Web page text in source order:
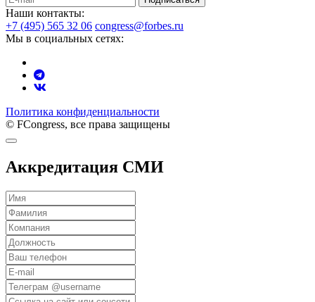
Наши контакты:
+7 (495) 565 32 06 congress@forbes.ru
Мы в социальных сетях:
Политика конфиденциальности
© FCongress, все права защищены
Аккредитация СМИ